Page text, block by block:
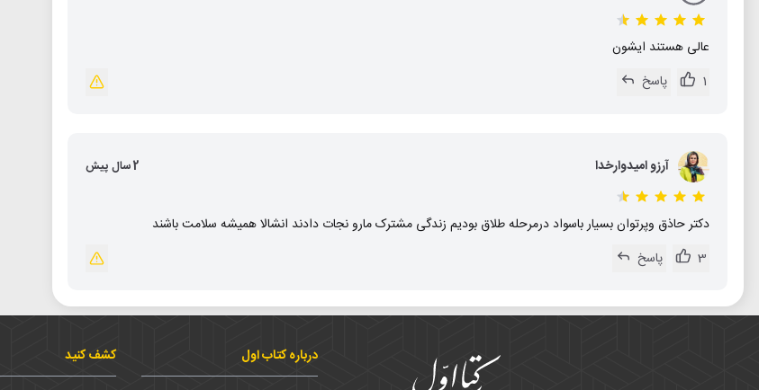
عالی هستند ایشون
1
پاسخ
آرزو اميدوارخدا 2 سال پیش
دکتر حاذق وپرتوان بسیار باسواد درمرحله طلاق بودیم زندگی مشترک مارو نجات دادند انشالا همیشه سلامت باشند
3
پاسخ
درباره کتاب اول کشف کنید